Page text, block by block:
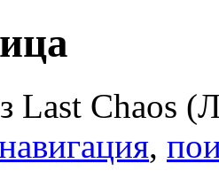
Last Chaos
,